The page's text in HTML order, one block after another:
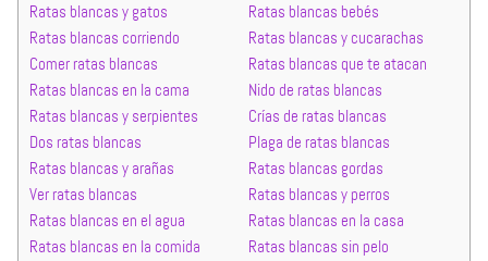
Ratas blancas y gatos
Ratas blancas bebés
Ratas blancas corriendo
Ratas blancas y cucarachas
Comer ratas blancas
Ratas blancas que te atacan
Ratas blancas en la cama
Nido de ratas blancas
Ratas blancas y serpientes
Crías de ratas blancas
Dos ratas blancas
Plaga de ratas blancas
Ratas blancas y arañas
Ratas blancas gordas
Ver ratas blancas
Ratas blancas y perros
Ratas blancas en el agua
Ratas blancas en la casa
Ratas blancas en la comida
Ratas blancas sin pelo